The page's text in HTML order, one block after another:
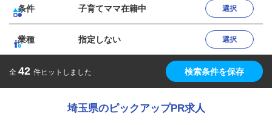
条件 子育てママ在籍中 選択
業種 指定しない 選択
全 42 件ヒットしました 検索条件を保存
埼玉県のピックアップPR求人